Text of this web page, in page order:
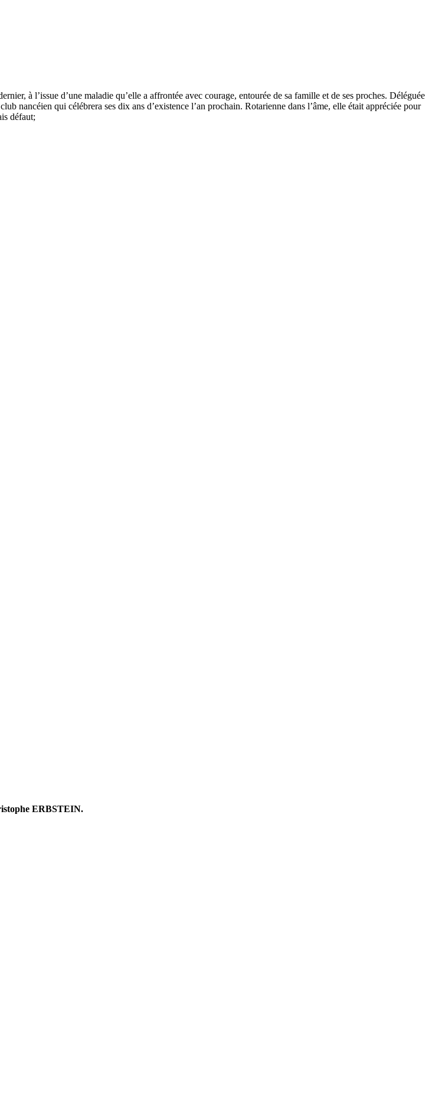
à l’issue d’une maladie qu’elle a affrontée avec courage, entourée de sa famille et de ses proches. Déléguée
nancéien qui célébrera ses dix ans d’existence l’an prochain. Rotarienne dans l’âme, elle était appréciée pour
défaut;
ERBSTEIN.